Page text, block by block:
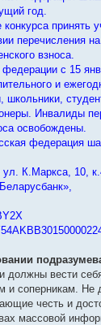
год.
принять
взноса.
с 15
и
школьники,
Инвалиды
освобождены.
федерация
ул. К.Маркса, 10,
должны вести
и соперникам. Не
честь и
массовой